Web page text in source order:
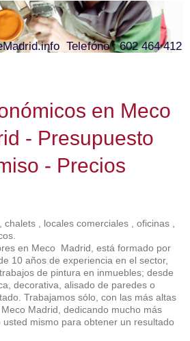
Telefóno : 602 464 412
en Meco
- Presupuesto
- Precios
chalets , locales comerciales , oficinas ,
en Meco Madrid, está formado por
10 años de experiencia en el sector,
de pintura en inmuebles; desde
decorativa, alisado de paredes o
Trabajamos sólo, con las más altas
Madrid, dedicando mucho más
mismo para obtener un resultado